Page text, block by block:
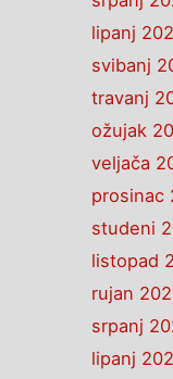
lipanj
svibanj
travanj
ožujak
veljača
prosinac
studeni
listopad
rujan
srpanj
lipanj